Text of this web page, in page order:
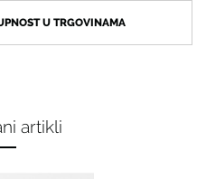
U TRGOVINAMA
artikli